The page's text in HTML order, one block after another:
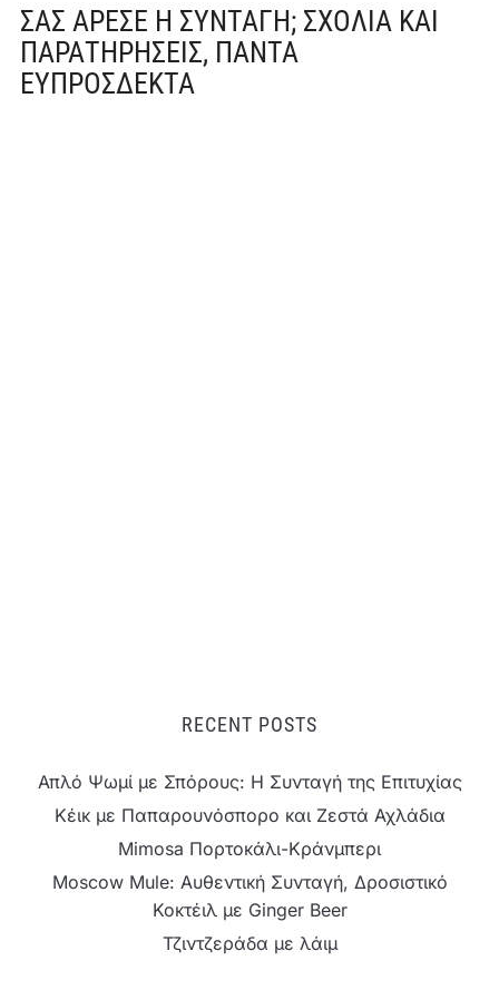
ΣΑΣ ΆΡΕΣΕ Η ΣΥΝΤΑΓΉ; ΣΧΌΛΙΑ ΚΑΙ
ΠΑΡΑΤΗΡΉΣΕΙΣ, ΠΆΝΤΑ
ΕΥΠΡΌΣΔΕΚΤΑ
RECENT POSTS
Απλό Ψωμί με Σπόρους: Η Συνταγή της Επιτυχίας
Κέικ με Παπαρουνόσπορο και Ζεστά Αχλάδια
Mimosa Πορτοκάλι-Κράνμπερι
Moscow Mule: Αυθεντική Συνταγή, Δροσιστικό
Κοκτέιλ με Ginger Beer
Τζιντζεράδα με λάιμ